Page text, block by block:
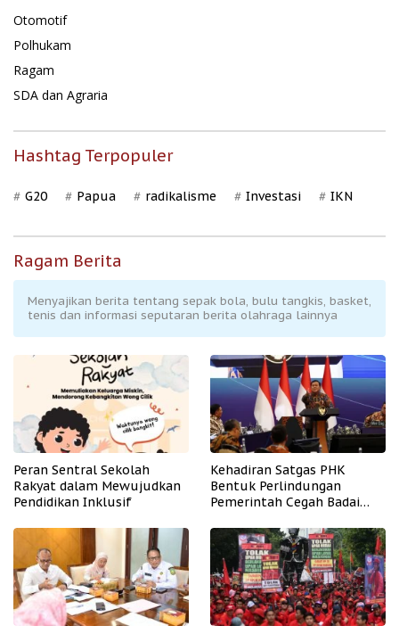
Otomotif
Polhukam
Ragam
SDA dan Agraria
Hashtag Terpopuler
G20 Papua radikalisme Investasi IKN
Ragam Berita
Menyajikan berita tentang sepak bola, bulu tangkis, basket,
tenis dan informasi seputaran berita olahraga lainnya
Peran Sentral Sekolah
Rakyat dalam Mewujudkan
Pendidikan Inklusif
Kehadiran Satgas PHK
Bentuk Perlindungan
Pemerintah Cegah Badai